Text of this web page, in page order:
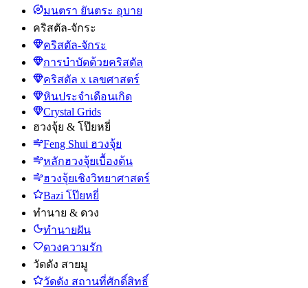
มนตรา ยันตระ อุบาย
คริสตัล-จักระ
คริสตัล-จักระ
การบำบัดด้วยคริสตัล
คริสตัล x เลขศาสตร์
หินประจำเดือนเกิด
Crystal Grids
ฮวงจุ้ย & โป๊ยหยี่
Feng Shui ฮวงจุ้ย
หลักฮวงจุ้ยเบื้องต้น
ฮวงจุ้ยเชิงวิทยาศาสตร์
Bazi โป๊ยหยี่
ทำนาย & ดวง
ทำนายฝัน
ดวงความรัก
วัดดัง สายมู
วัดดัง สถานที่ศักดิ์สิทธิ์